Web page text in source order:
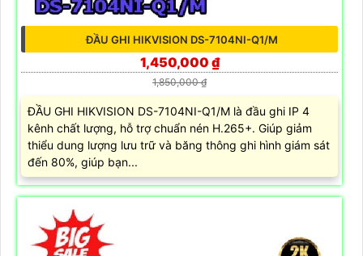
ĐẦU GHI HIKVISION DS-7104NI-Q1/M
1,450,000 ₫
1,850,000 ₫
ĐẦU GHI HIKVISION DS-7104NI-Q1/M là đầu ghi IP 4
kênh chất lượng, hỗ trợ chuẩn nén H.265+. Giúp giảm
thiểu dung lượng lưu trữ và băng thông ghi hình giám sát
đến 80%, giúp bạn...